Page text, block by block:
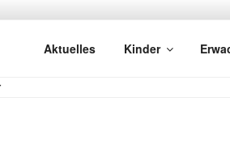
Zaubershows und Zauberkurse
Aktuelles Kinder